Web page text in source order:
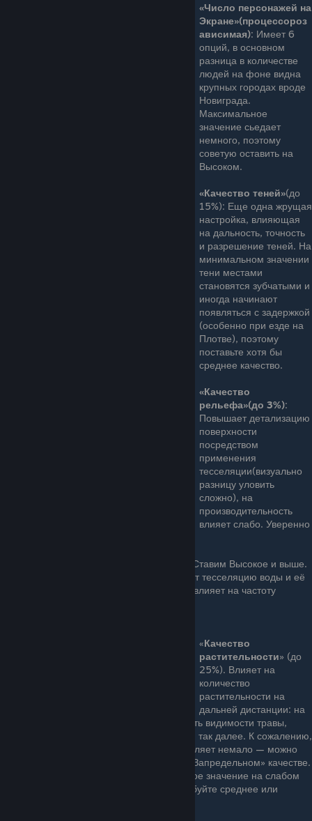
«Число персонажей на
Экране»(процессороз
ависимая): Имеет 6
опций, в основном
разница в количестве
людей на фоне видна
крупных городах вроде
Новиграда.
Максимальное
значение сьедает
немного, поэтому
советую оставить на
Высоком.
«Качество теней»(до
15%): Еще одна жрущая
настройка, влияющая
на дальность, точность
и разрешение теней. На
минимальном значении
тени местами
становятся зубчатыми и
иногда начинают
появляться с задержкой
(особенно при езде на
Плотве), поэтому
поставьте хотя бы
среднее качество.
«Качество
рельефа»(до 3%):
Повышает детализацию
поверхности
посредством
применения
тесселяции(визуально
разницу уловить
сложно), на
производительность
влияет слабо. Уверенно
(до 2%): Уверенно Ставим Высокое и выше.
Всё что идет ниже высокого выключает тесселяцию воды и её
физику с эффектами. Почти никак не влияет на частоту
«Качество
растительности» (до
25%). Влияет на
количество
растительности на
дальней дистанции: на
листву деревьев, кустарники, дальность видимости травы,
плотность лесов на линии горизонта и так далее. К сожалению,
ресурсов на высоких значения потребляет немало — можно
запросто потерять 15–20 кадров на «Запредельном» качестве.
Поэтому лучше поставьте минимальное значение на слабом
железе, а в остальных случаях попробуйте среднее или